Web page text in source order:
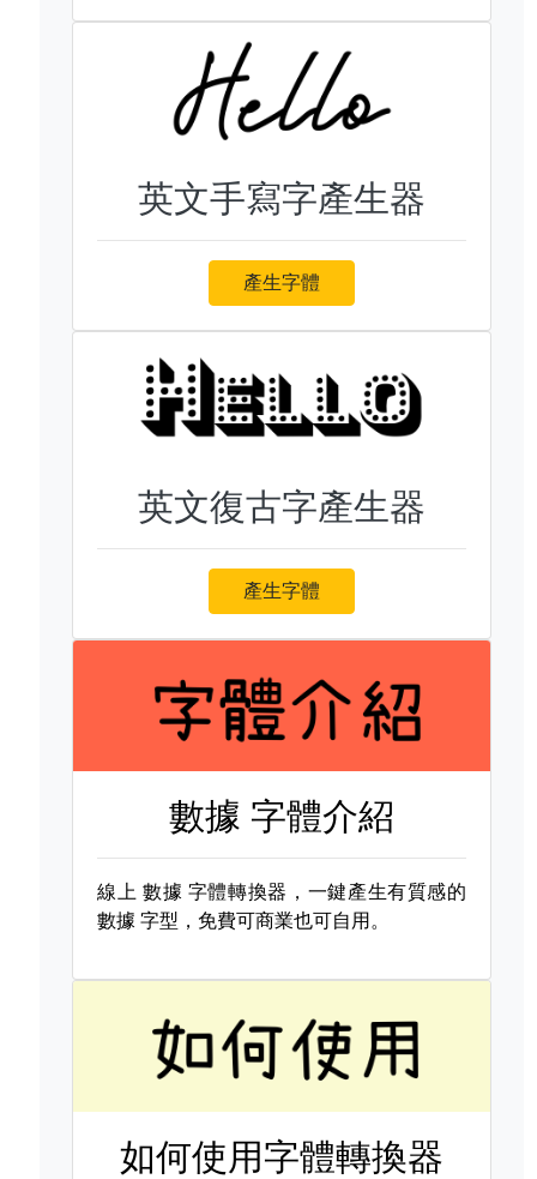
英文手寫字產生器
產生字體
英文復古字產生器
產生字體
數據 字體介紹
線上 數據 字體轉換器，一鍵產生有質感的
數據 字型，免費可商業也可自用。
如何使用字體轉換器